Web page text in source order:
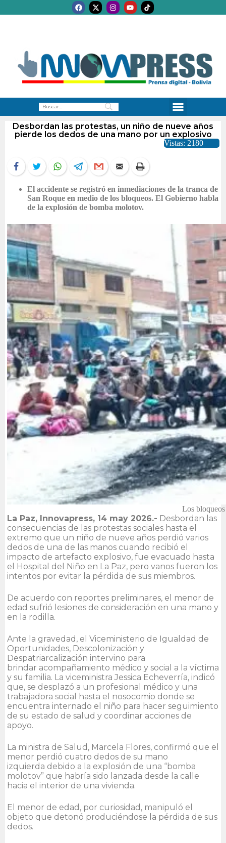
Desbordan las protestas, un niño de nueve años
pierde los dedos de una mano por un explosivo
Vistas: 2180
El accidente se registró en inmediaciones de la tranca de
San Roque en medio de los bloqueos. El Gobierno habla
de la explosión de bomba molotov.
Los bloqueos
La Paz, Innovapress, 14 may 2026.- Desbordan las
consecuencias de las protestas sociales hasta el
extremo que un niño de nueve años perdió varios
dedos de una de las manos cuando recibió el
impacto de artefacto explosivo, fue evacuado hasta
el Hospital del Niño en La Paz, pero vanos fueron los
intentos por evitar la pérdida de sus miembros.
De acuerdo con reportes preliminares, el menor de
edad sufrió lesiones de consideración en una mano y
en la rodilla.
Ante la gravedad, el Viceministerio de Igualdad de
Oportunidades, Descolonización y
Despatriarcalización intervino para
brindar acompañamiento médico y social a la víctima
y su familia. La viceministra Jessica Echeverría, indicó
que, se desplazó a un profesional médico y una
trabajadora social hasta el nosocomio donde se
encuentra internado el niño para hacer seguimiento
de su estado de salud y coordinar acciones de
apoyo.
La ministra de Salud, Marcela Flores, confirmó que el
menor perdió cuatro dedos de su mano
izquierda debido a la explosión de una “bomba
molotov” que habría sido lanzada desde la calle
hacia el interior de una vivienda.
El menor de edad, por curiosidad, manipuló el
objeto que detonó produciéndose la pérdida de sus
dedos.